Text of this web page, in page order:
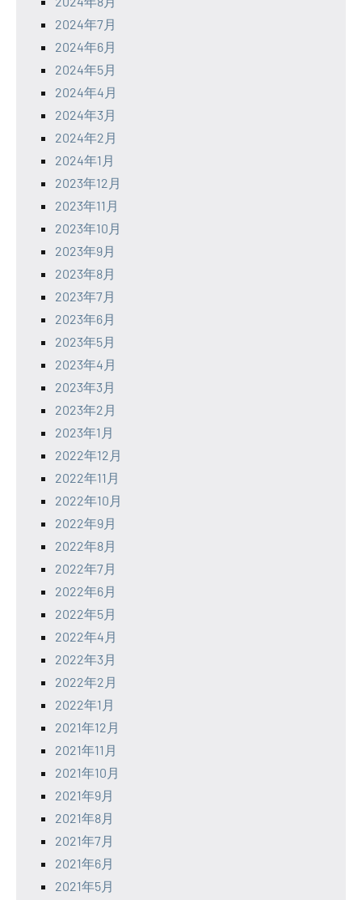
2024年7月
2024年6月
2024年5月
2024年4月
2024年3月
2024年2月
2024年1月
2023年12月
2023年11月
2023年10月
2023年9月
2023年8月
2023年7月
2023年6月
2023年5月
2023年4月
2023年3月
2023年2月
2023年1月
2022年12月
2022年11月
2022年10月
2022年9月
2022年8月
2022年7月
2022年6月
2022年5月
2022年4月
2022年3月
2022年2月
2022年1月
2021年12月
2021年11月
2021年10月
2021年9月
2021年8月
2021年7月
2021年6月
2021年5月